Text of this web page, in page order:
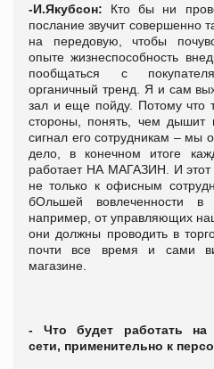
-И.Якубсон: Кто бы ни
послание звучит совершенно
на передовую, чтобы
опыте жизнеспособность
пообщаться с
органичный тренд. Я и сам
зал и еще пойду. Потому что
стороны, понять, чем дышит
сигнал его сотрудникам – мы
дело, в конечном итоге
работает НА МАГАЗИН. И этот
не только к офисным
бОльшей вовлеченности в
например, от управляющих
они должны проводить в
почти все время и сами
магазине.
- Что будет работать на
сети, применительно к